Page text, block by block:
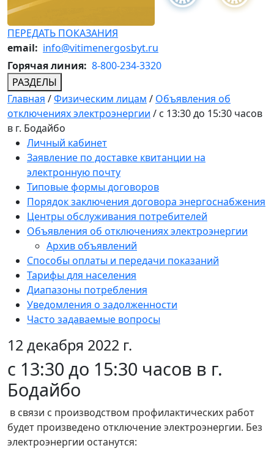
ПЕРЕДАТЬ ПОКАЗАНИЯ
email: info@vitimenergosbyt.ru
Горячая линия: 8-800-234-3320
РАЗДЕЛЫ
Главная /Физическим лицам / Объявления об
отключениях электроэнергии / с 13:30 до 15:30 часов
в г. Бодайбо
Личный кабинет
Заявление по доставке квитанции на
электронную почту
Типовые формы договоров
Порядок заключения договора энергоснабжения
Центры обслуживания потребителей
Объявления об отключениях электроэнергии
Архив объявлений
Способы оплаты и передачи показаний
Тарифы для населения
Диапазоны потребления
Уведомления о задолженности
Часто задаваемые вопросы
12 декабря 2022 г.
с 13:30 до 15:30 часов в г.
Бодайбо
в связи с производством профилактических работ
будет произведено отключение электроэнергии. Без
электроэнергии останутся: